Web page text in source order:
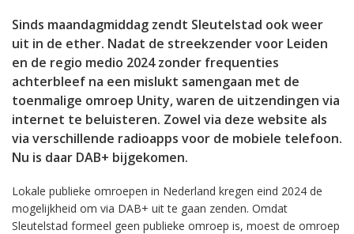
Sinds maandagmiddag zendt Sleutelstad ook weer
uit in de ether. Nadat de streekzender voor Leiden
en de regio medio 2024 zonder frequenties
achterbleef na een mislukt samengaan met de
toenmalige omroep Unity, waren de uitzendingen via
internet te beluisteren. Zowel via deze website als
via verschillende radioapps voor de mobiele telefoon.
Nu is daar DAB+ bijgekomen.
Lokale publieke omroepen in Nederland kregen eind 2024 de
mogelijkheid om via DAB+ uit te gaan zenden. Omdat
Sleutelstad formeel geen publieke omroep is, moest de omroep